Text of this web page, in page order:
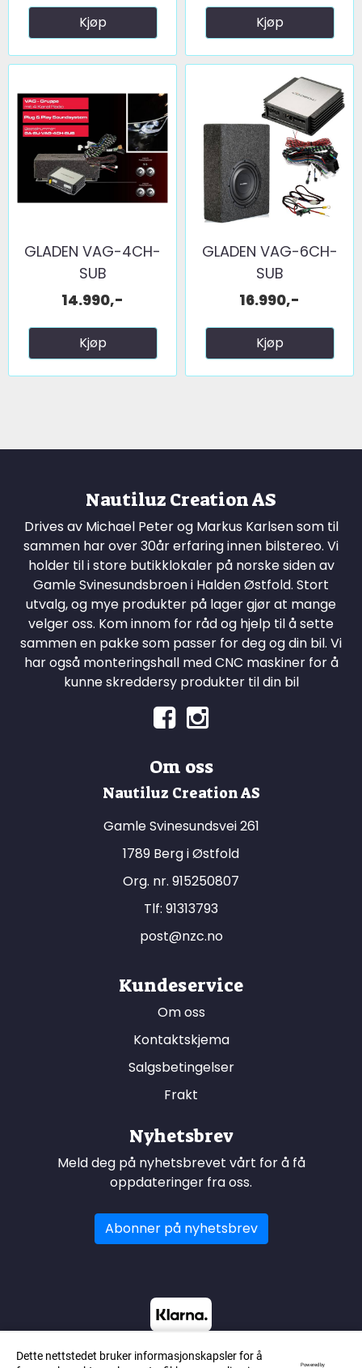
Kjøp Kjøp
GLADEN VAG-4CH-
SUB
14.990,-
Kjøp
GLADEN VAG-6CH-
SUB
16.990,-
Kjøp
Nautiluz Creation AS
Drives av Michael Peter og Markus Karlsen som til
sammen har over 30år erfaring innen bilstereo. Vi
holder til i store butikklokaler på norske siden av
Gamle Svinesundsbroen i Halden Østfold. Stort
utvalg, og mye produkter på lager gjør at mange
velger oss. Kom innom for råd og hjelp til å sette
sammen en pakke som passer for deg og din bil. Vi
har også monteringshall med CNC maskiner for å
kunne skreddersy produkter til din bil
Om oss
Nautiluz Creation AS
Gamle Svinesundsvei 261
1789 Berg i Østfold
Org. nr. 915250807
Tlf: 91313793
post@nzc.no
Kundeservice
Om oss
Kontaktskjema
Salgsbetingelser
Frakt
Nyhetsbrev
Meld deg på nyhetsbrevet vårt for å få
oppdateringer fra oss.
Abonner på nyhetsbrev
Dette nettstedet bruker informasjonskapsler for å
Powered by